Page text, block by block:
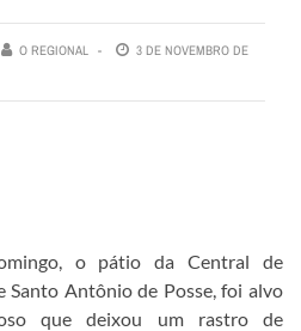
O REGIONAL
3 DE NOVEMBRO DE
o pátio da Central de
Santo Antônio de Posse, foi alvo
que deixou um rastro de